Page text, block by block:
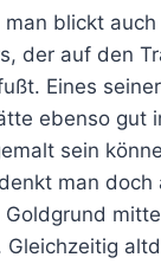
blickt
der auf den
Eines
ebenso gut
sein
man doch
Gleichzeitig